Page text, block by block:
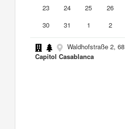
23
24 25 26
30
31 1 2
Waldhofstraße 2,
Capitol Casablanca